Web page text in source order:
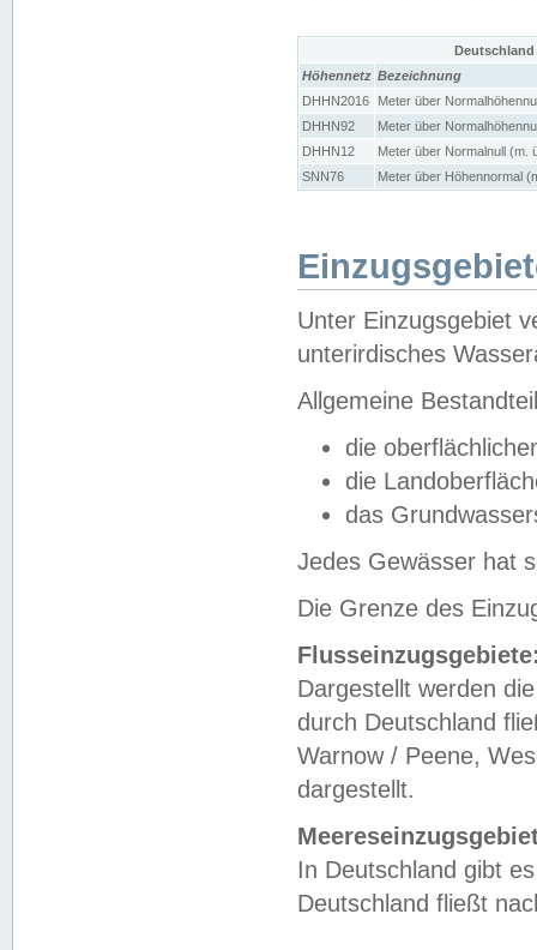
Höhennetz Bezeichnung
DHHN2016
Meter über
DHHN92
Meter über
DHHN12
Meter über Normalnull (m.
SNN76
Meter über Höhennormal
Unter Einzugsgebiet
unterirdisches
Allgemeine
die
die
das
Jedes Gewässer hat
Die Grenze des
Dargestellt werden
durch Deutschland
Warnow / Peene,
dargestellt.
In Deutschland gibt
Deutschland fließt